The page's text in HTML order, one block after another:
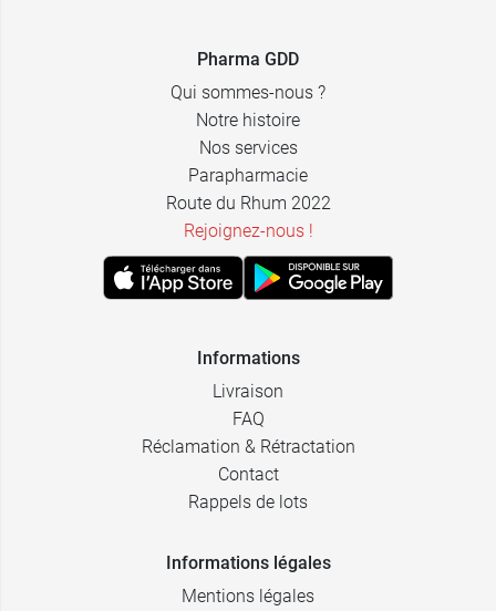
Pharma GDD
Qui sommes-nous ?
Notre histoire
Nos services
Parapharmacie
Route du Rhum 2022
Rejoignez-nous !
Informations
Livraison
FAQ
Réclamation & Rétractation
Contact
Rappels de lots
Informations légales
Mentions légales